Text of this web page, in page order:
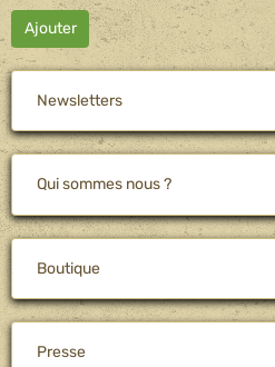
Ajouter
Newsletters
Qui sommes nous ?
Boutique
Presse